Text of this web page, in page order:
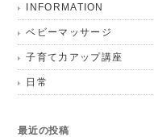
INFORMATION
ベビーマッサージ
子育て力アップ講座
日常
最近の投稿